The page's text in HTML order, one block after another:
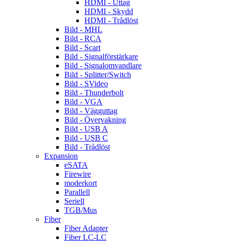
HDMI - Uttag
HDMI - Skydd
HDMI - Trådlöst
Bild - MHL
Bild - RCA
Bild - Scart
Bild - Signalförstärkare
Bild - Signalomvandlare
Bild - Splitter/Switch
Bild - SVideo
Bild - Thunderbolt
Bild - VGA
Bild - Vägguttag
Bild - Övervakning
Bild - USB A
Bild - USB C
Bild - Trådlöst
Expansion
eSATA
Firewire
moderkort
Parallell
Seriell
TGB/Mus
Fiber
Fiber Adapter
Fiber LC-LC